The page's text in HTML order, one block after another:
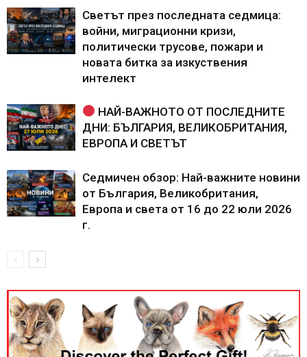
Светът през последната седмица:
войни, миграционни кризи,
политически трусове, пожари и
новата битка за изкуствения
интелект
НАЙ-ВАЖНОТО ОТ ПОСЛЕДНИТЕ
ДНИ: БЪЛГАРИЯ, ВЕЛИКОБРИТАНИЯ,
ЕВРОПА И СВЕТЪТ
Седмичен обзор: Най-важните новини
от България, Великобритания,
Европа и света от 16 до 22 юли 2026
г.